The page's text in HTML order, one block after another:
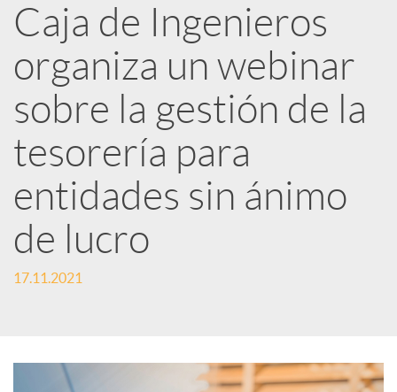
b
l
i
c
a
o
Caja de Ingenieros
organiza un webinar
sobre la gestión de la
tesorería para
entidades sin ánimo
de lucro
17.11.2021